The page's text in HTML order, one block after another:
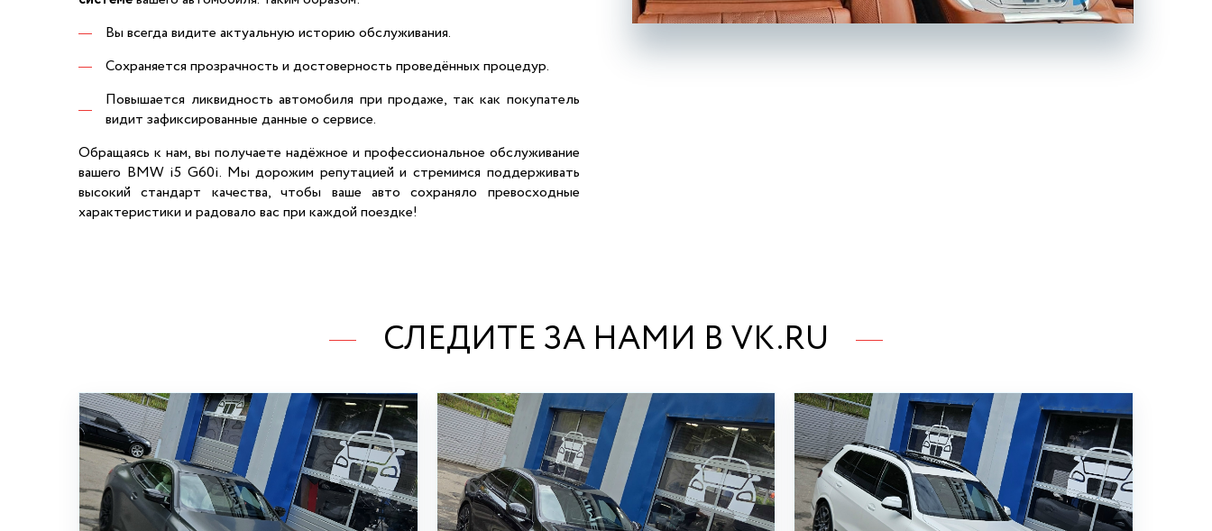
Вы всегда видите актуальную историю обслуживания.
Сохраняется прозрачность и достоверность проведённых процедур.
Повышается ликвидность автомобиля при продаже, так как покупатель
видит зафиксированные данные о сервисе.
Обращаясь к нам, вы получаете надёжное и профессиональное обслуживание
вашего BMW i5 G60i. Мы дорожим репутацией и стремимся поддерживать
высокий стандарт качества, чтобы ваше авто сохраняло превосходные
характеристики и радовало вас при каждой поездке!
СЛЕДИТЕ ЗА НАМИ В VK.RU